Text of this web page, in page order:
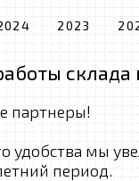
2023
склада
партнеры!
удобства мы
период.